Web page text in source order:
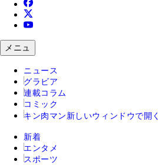
メニュ
ニュース
グラビア
連載コラム
コミック
キン肉マン 新しいウィンドウで開く
新着
エンタメ
スポーツ